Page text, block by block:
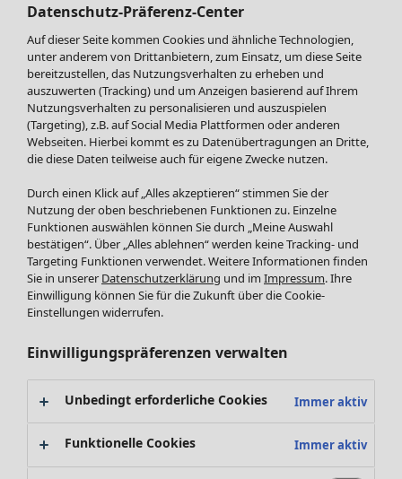
Neuheiten
FundkisteMenü öffnen Fundkiste
SALE Mode
Alle anzeigen
Kleider
Tuniken
Blusen
Pullover & Shirts
Strickjacken
Jacken & Mäntel
Leggings /Strumpfhosen
Accessoires
Datenschutz-Präferenz-Center
Auf dieser Seite kommen Cookies und ähnliche Technologien,
unter anderem von Drittanbietern, zum Einsatz, um diese Seite
bereitzustellen, das Nutzungsverhalten zu erheben und
auszuwerten (Tracking) und um Anzeigen basierend auf Ihrem
Nutzungsverhalten zu personalisieren und auszuspielen
(Targeting), z.B. auf Social Media Plattformen oder anderen
Webseiten. Hierbei kommt es zu Datenübertragungen an Dritte,
die diese Daten teilweise auch für eigene Zwecke nutzen.
Durch einen Klick auf „Alles akzeptieren“ stimmen Sie der
Nutzung der oben beschriebenen Funktionen zu. Einzelne
Funktionen auswählen können Sie durch „Meine Auswahl
bestätigen“. Über „Alles ablehnen“ werden keine Tracking- und
Targeting Funktionen verwendet. Weitere Informationen finden
Sie in unserer Datenschutzerklärung und im Impressum. Ihre
Einwilligung können Sie für die Zukunft über die Cookie-
Einstellungen widerrufen.
Einwilligungspräferenzen verwalten
Unbedingt erforderliche Cookies Immer aktiv
Funktionelle Cookies Immer aktiv